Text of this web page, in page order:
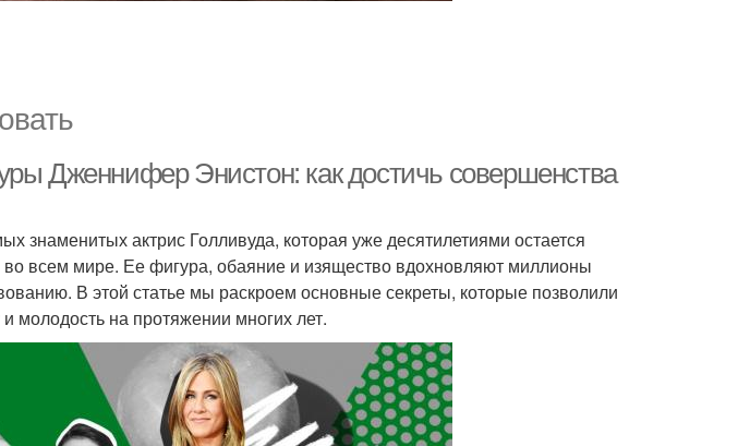
Дженнифер Энистон: как достичь совершенства
актрис Голливуда, которая уже десятилетиями остается
всем мире. Ее фигура, обаяние и изящество вдохновляют миллионы
В этой статье мы раскроем основные секреты, которые позволили
на протяжении многих лет.